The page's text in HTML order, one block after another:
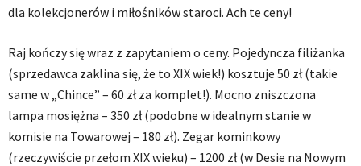
dla kolekcjonerów i miłośników staroci. Ach te ceny!
Raj kończy się wraz z zapytaniem o ceny. Pojedyncza filiżanka
(sprzedawca zaklina się, że to XIX wiek!) kosztuje 50 zł (takie
same w „Chince” – 60 zł za komplet!). Mocno zniszczona
lampa mosiężna – 350 zł (podobne w idealnym stanie w
komisie na Towarowej – 180 zł). Zegar kominkowy
(rzeczywiście przełom XIX wieku) – 1200 zł (w Desie na Nowym